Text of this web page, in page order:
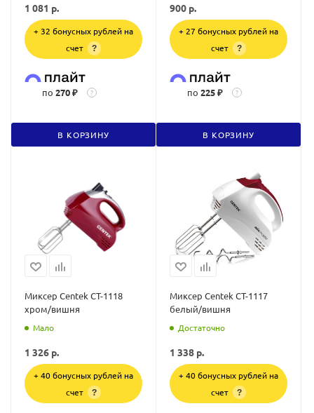
1 081 р.
+ 32 бонусных рублей на
счет
?
по 270 ₽ ?
В КОРЗИНУ
900 р.
+ 27 бонусных рублей на
счет
?
по 225 ₽ ?
В КОРЗИНУ
Миксер Centek CT-1118
хром/вишня
Мало
1 326 р.
+ 40 бонусных рублей на
счет
?
Миксер Centek CT-1117
белый/вишня
Достаточно
1 338 р.
+ 40 бонусных рублей на
счет
?